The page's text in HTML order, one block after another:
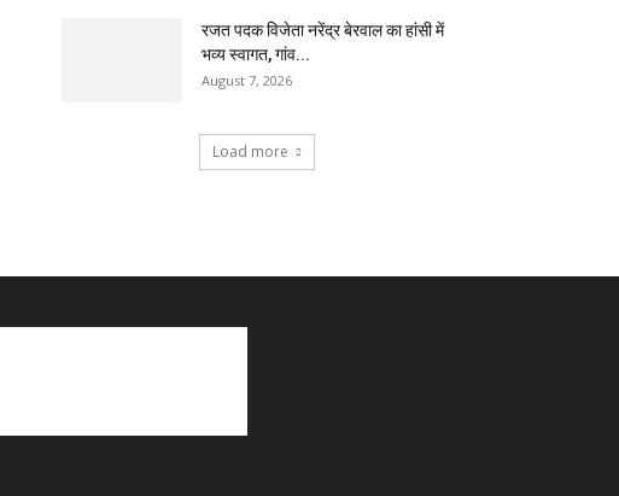
रजत पदक विजेता नरेंद्र बेरवाल का हांसी में
भव्य स्वागत, गांव...
August 7, 2026
Load more